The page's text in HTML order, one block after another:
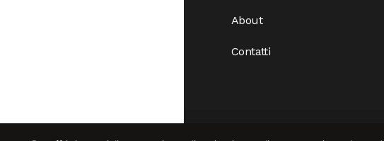
About
Contatti